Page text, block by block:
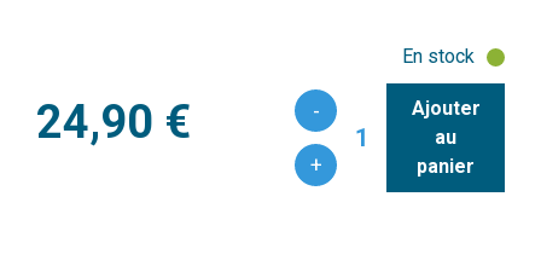
24,90 €
En stock
Ajouter
au
panier
-
+
1